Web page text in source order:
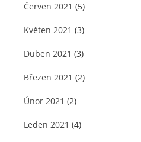
Červen 2021 (5)
Květen 2021 (3)
Duben 2021 (3)
Březen 2021 (2)
Únor 2021 (2)
Leden 2021 (4)